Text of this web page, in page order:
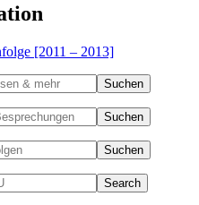
[2011 – 2013]